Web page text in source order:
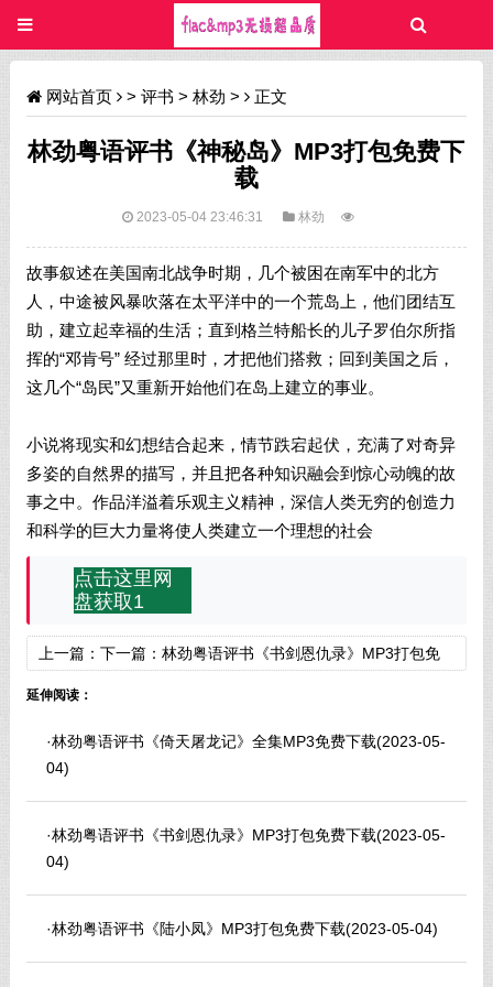
网站首页 > 评书 > 林劲 > 正文
林劲粤语评书《神秘岛》MP3打包免费下
载
2023-05-04 23:46:31 林劲
故事叙述在美国南北战争时期，几个被困在南军中的北方
人，中途被风暴吹落在太平洋中的一个荒岛上，他们团结互
助，建立起幸福的生活；直到格兰特船长的儿子罗伯尔所指
挥的“邓肯号” 经过那里时，才把他们搭救；回到美国之后，
这几个“岛民”又重新开始他们在岛上建立的事业。
小说将现实和幻想结合起来，情节跌宕起伏，充满了对奇异
多姿的自然界的描写，并且把各种知识融会到惊心动魄的故
事之中。作品洋溢着乐观主义精神，深信人类无穷的创造力
和科学的巨大力量将使人类建立一个理想的社会
点击这里网
盘获取1
上一篇： 下一篇： 林劲粤语评书《书剑恩仇录》MP3打包免
费下载
延伸阅读：
·林劲粤语评书《倚天屠龙记》全集MP3免费下载(2023-05-
04)
·林劲粤语评书《书剑恩仇录》MP3打包免费下载(2023-05-
04)
·林劲粤语评书《陆小凤》MP3打包免费下载(2023-05-04)